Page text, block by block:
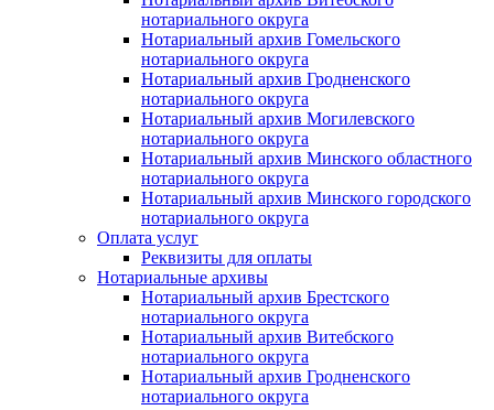
нотариального округа
Нотариальный архив Гомельского
нотариального округа
Нотариальный архив Гродненского
нотариального округа
Нотариальный архив Могилевского
нотариального округа
Нотариальный архив Минского областного
нотариального округа
Нотариальный архив Минского городского
нотариального округа
Оплата услуг
Реквизиты для оплаты
Нотариальные архивы
Нотариальный архив Брестского
нотариального округа
Нотариальный архив Витебского
нотариального округа
Нотариальный архив Гродненского
нотариального округа